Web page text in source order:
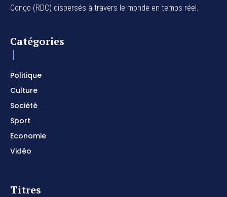
For Your Name Is Holy / Prophetic Worship
I SURRENDER / Soaking Worship Instrumental /
Congo (RDC) dispersés à travers le monde en temps réel.
Catégories
Politique
Culture
Société
Sport
Economie
Vidéo
Titres